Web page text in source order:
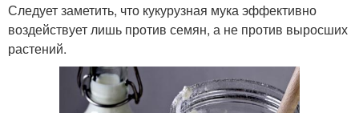
Следует заметить, что кукурузная мука эффективно
воздействует лишь против семян, а не против выросших
растений.